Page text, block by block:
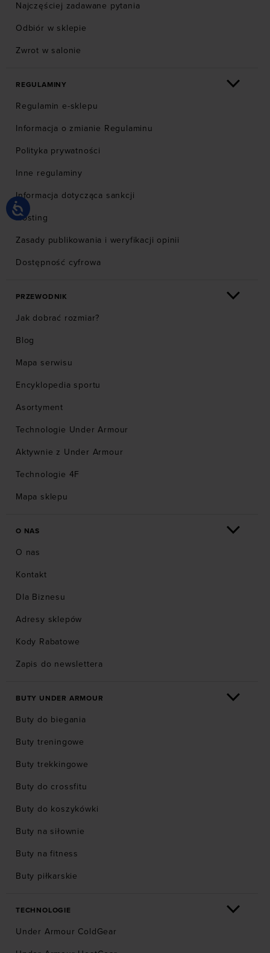
Najczęściej zadawane pytania
Odbiór w sklepie
Zwrot w salonie
REGULAMINY
Regulamin e-sklepu
Informacja o zmianie Regulaminu
Polityka prywatności
Inne regulaminy
Informacja dotycząca sankcji
Hosting
Zasady publikowania i weryfikacji opinii
Dostępność cyfrowa
PRZEWODNIK
Jak dobrać rozmiar?
Blog
Mapa serwisu
Encyklopedia sportu
Asortyment
Technologie Under Armour
Aktywnie z Under Armour
Technologie 4F
Mapa sklepu
O NAS
O nas
Kontakt
Dla Biznesu
Adresy sklepów
Kody Rabatowe
Zapis do newslettera
BUTY UNDER ARMOUR
Buty do biegania
Buty treningowe
Buty trekkingowe
Buty do crossfitu
Buty do koszykówki
Buty na siłownie
Buty na fitness
Buty piłkarskie
TECHNOLOGIE
Under Armour ColdGear